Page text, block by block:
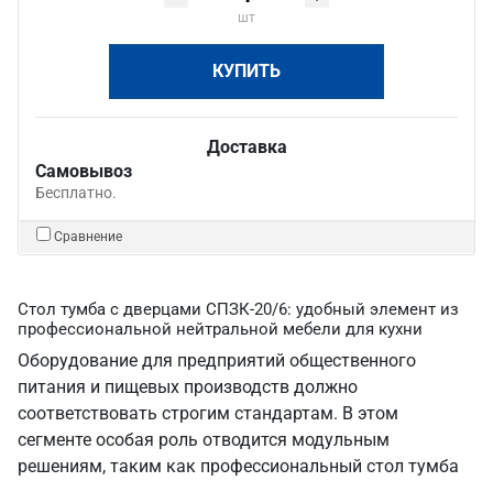
шт
КУПИТЬ
Доставка
Самовывоз
Бесплатно.
Сравнение
Стол тумба с дверцами СПЗК-20/6: удобный элемент из
профессиональной нейтральной мебели для кухни
Оборудование для предприятий общественного
питания и пищевых производств должно
соответствовать строгим стандартам. В этом
сегменте особая роль отводится модульным
решениям, таким как профессиональный стол тумба